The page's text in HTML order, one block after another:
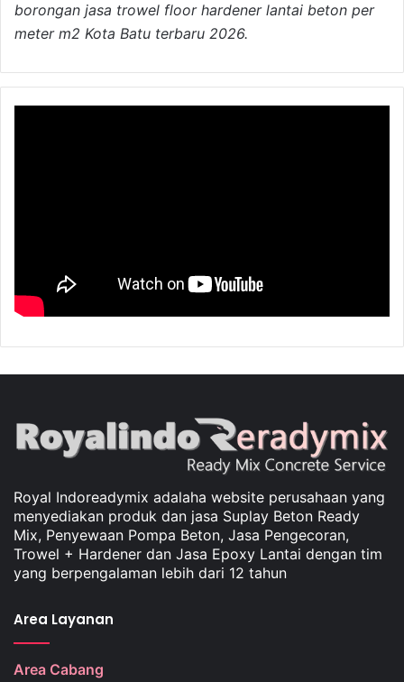
borongan jasa trowel floor hardener lantai beton per
meter m2 Kota Batu terbaru 2026.
Royal Indoreadymix adalaha website perusahaan yang
menyediakan produk dan jasa Suplay Beton Ready
Mix, Penyewaan Pompa Beton, Jasa Pengecoran,
Trowel + Hardener dan Jasa Epoxy Lantai dengan tim
yang berpengalaman lebih dari 12 tahun
Area Layanan
Area Cabang